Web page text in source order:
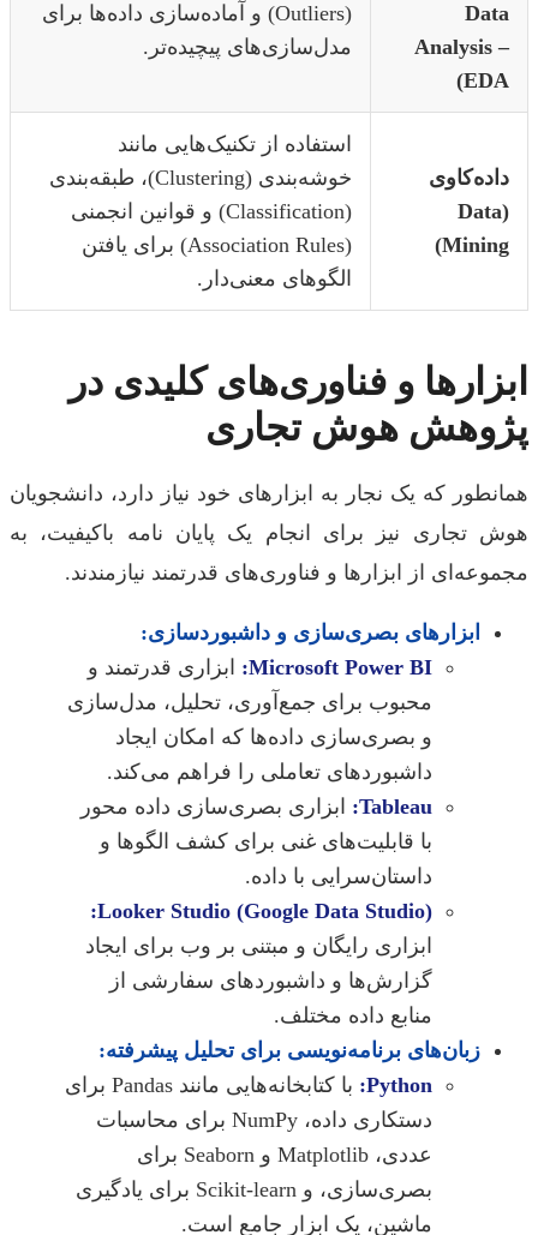
Analysis
(Outliers) و آماده‌سازی داده‌ها برای
مدل‌سازی‌های پیچیده‌تر.
استفاده از تکنیک‌هایی مانند
خوشه‌بندی (Clustering)، طبقه‌بندی
(Classification) و قوانین انجمنی
(Association Rules) برای یافتن
الگوهای معنی‌دار.
و فناوری‌های کلیدی در
هوش تجاری
که یک نجار به ابزارهای خود نیاز دارد، دانشجویان
تجاری نیز برای انجام یک پایان نامه باکیفیت، به
از ابزارها و فناوری‌های قدرتمند نیازمندند.
ابزارهای بصری‌سازی و داشبوردسازی:
Microsoft Power BI: ابزاری قدرتمند و
محبوب برای جمع‌آوری، تحلیل، مدل‌سازی
و بصری‌سازی داده‌ها که امکان ایجاد
داشبوردهای تعاملی را فراهم می‌کند.
Tableau: ابزاری بصری‌سازی داده محور
با قابلیت‌های غنی برای کشف الگوها و
داستان‌سرایی با داده.
Looker Studio (Google Data Studio):
ابزاری رایگان و مبتنی بر وب برای ایجاد
گزارش‌ها و داشبوردهای سفارشی از
منابع داده مختلف.
زبان‌های برنامه‌نویسی برای تحلیل پیشرفته:
Python:
با کتابخانه‌هایی مانند Pandas برای
دستکاری داده، NumPy برای محاسبات
عددی، Matplotlib و Seaborn برای
بصری‌سازی، و Scikit-learn برای یادگیری
ماشین، یک ابزار جامع است.